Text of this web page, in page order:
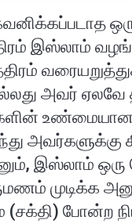
இஸ்லாம்
அவர்
உண்மையான
போன்ற